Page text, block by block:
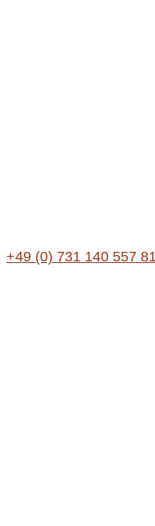
+49 (0) 731 140 557